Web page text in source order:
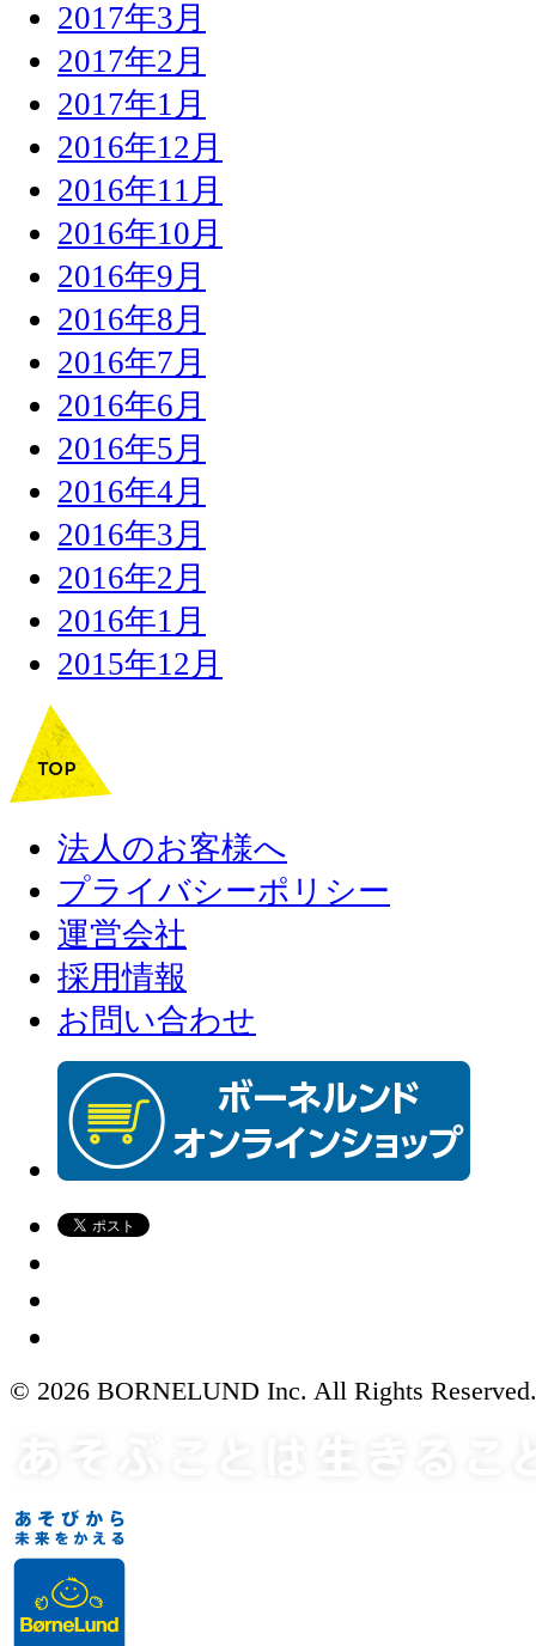
2017年3月
2017年2月
2017年1月
2016年12月
2016年11月
2016年10月
2016年9月
2016年8月
2016年7月
2016年6月
2016年5月
2016年4月
2016年3月
2016年2月
2016年1月
2015年12月
法人のお客様へ
プライバシーポリシー
運営会社
採用情報
お問い合わせ
© 2026 BORNELUND Inc. All Rights Reserved.